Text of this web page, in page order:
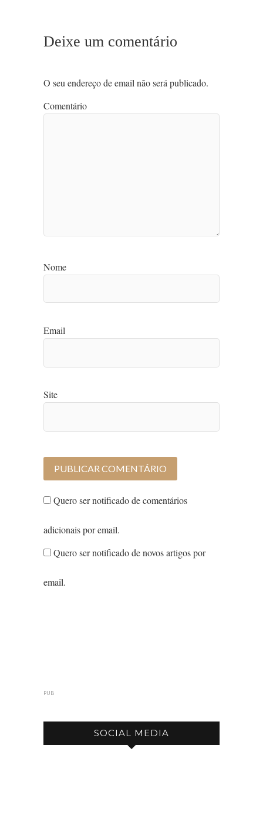
Deixe um comentário
O seu endereço de email não será publicado.
Comentário
Nome
Email
Site
Quero ser notificado de comentários
adicionais por email.
Quero ser notificado de novos artigos por
email.
PUB
SOCIAL MEDIA